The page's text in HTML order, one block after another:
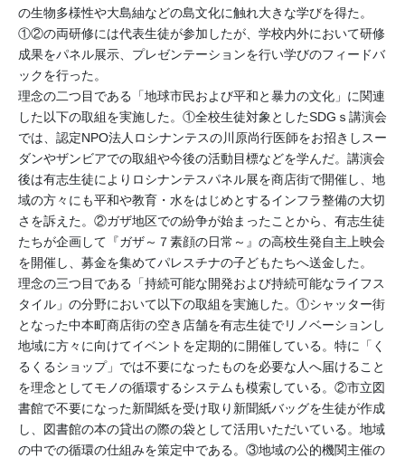
の生物多様性や大島紬などの島文化に触れ大きな学びを得た。
①②の両研修には代表生徒が参加したが、学校内外において研修
成果をパネル展示、プレゼンテーションを行い学びのフィードバ
ックを行った。
理念の二つ目である「地球市民および平和と暴力の文化」に関連
した以下の取組を実施した。①全校生徒対象としたSDGｓ講演会
では、認定NPO法人ロシナンテスの川原尚行医師をお招きしスー
ダンやザンビアでの取組や今後の活動目標などを学んだ。講演会
後は有志生徒によりロシナンテスパネル展を商店街で開催し、地
域の方々にも平和や教育・水をはじめとするインフラ整備の大切
さを訴えた。②ガザ地区での紛争が始まったことから、有志生徒
たちが企画して『ガザ～７素顔の日常～』の高校生発自主上映会
を開催し、募金を集めてパレスチナの子どもたちへ送金した。
理念の三つ目である「持続可能な開発および持続可能なライフス
タイル」の分野において以下の取組を実施した。①シャッター街
となった中本町商店街の空き店舗を有志生徒でリノベーションし
地域に方々に向けてイベントを定期的に開催している。特に「く
るくるショップ」では不要になったものを必要な人へ届けること
を理念としてモノの循環するシステムも模索している。②市立図
書館で不要になった新聞紙を受け取り新聞紙バッグを生徒が作成
し、図書館の本の貸出の際の袋として活用いただいている。地域
の中での循環の仕組みを策定中である。③地域の公的機関主催の